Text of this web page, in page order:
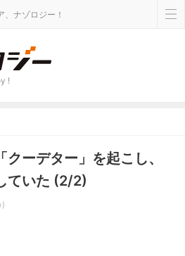
ナゾロジー！
!
ーデター」を起こし、
ていた (2/2)